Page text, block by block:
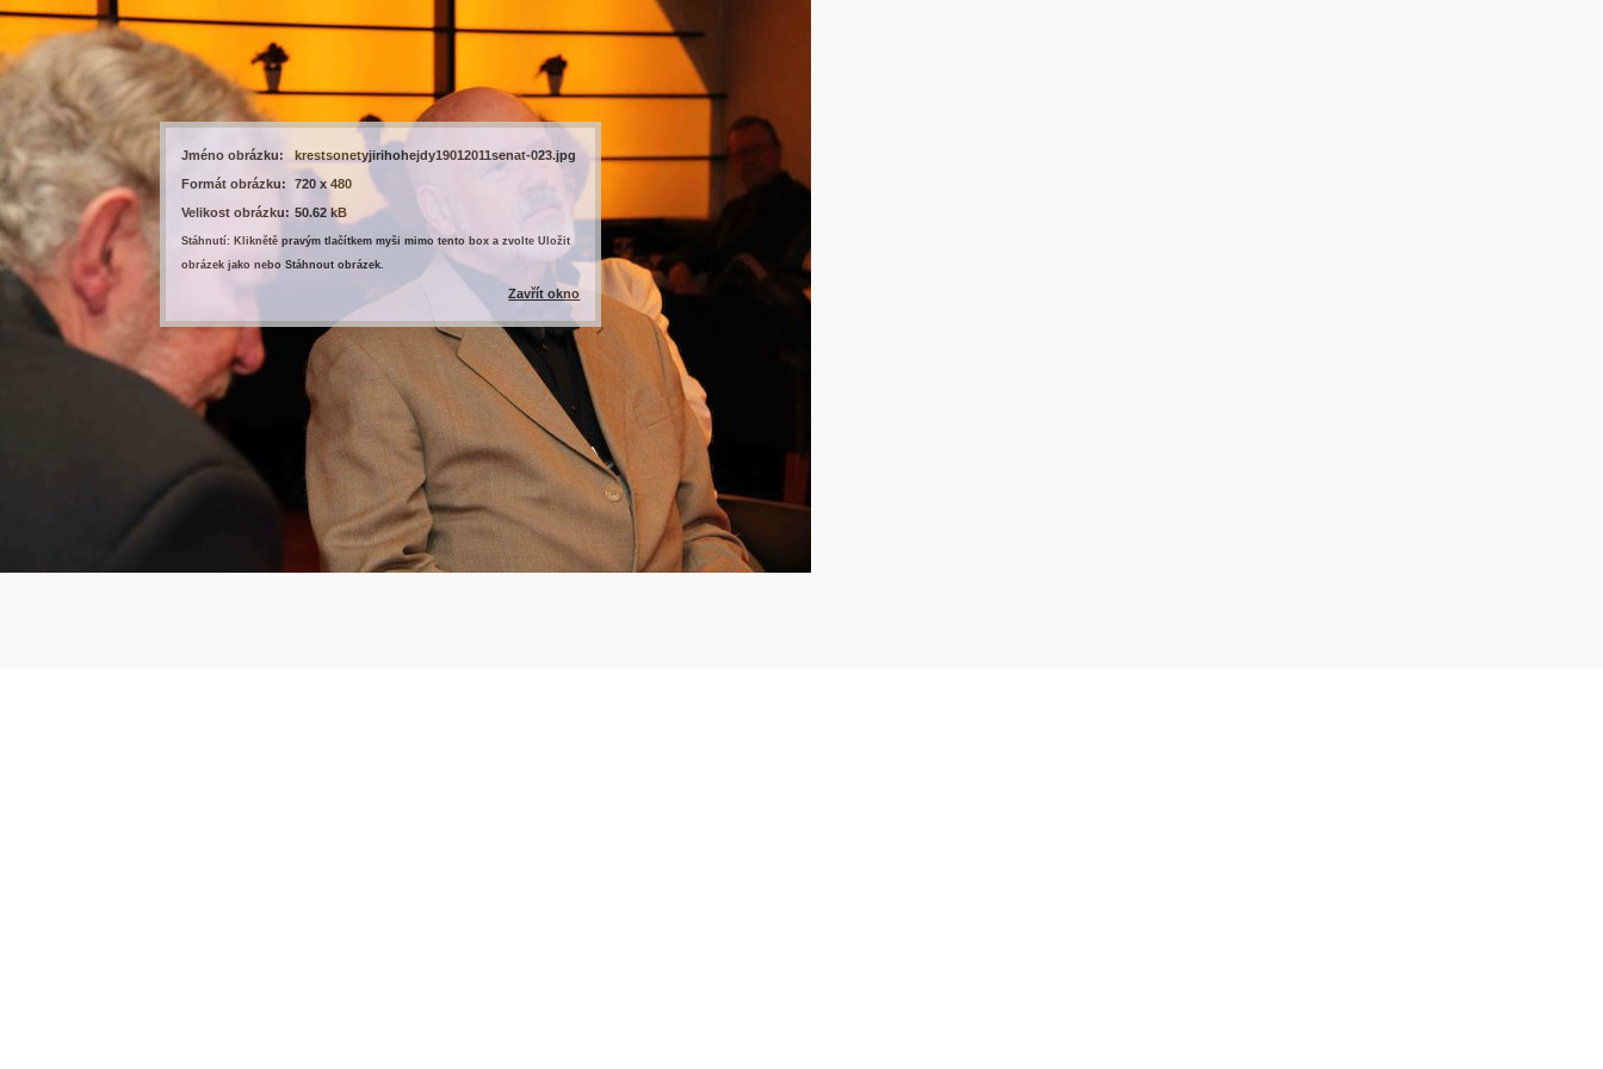
Jméno obrázku:
krestsonetyjirihohejdy19012011senat-023.jpg
Formát obrázku:
720 x 480
Velikost obrázku: 50.62 kB
Stáhnutí: Kliknětě pravým tlačítkem myši mimo tento box a zvolte Uložit
obrázek jako nebo Stáhnout obrázek.
Zavřít okno